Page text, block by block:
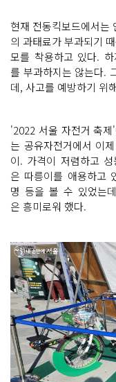
현재 전동킥보드에서는
의 과태료가 부과되기
모를 착용하고 있다.
를 부과하지는 않는다.
데, 사고를 예방하기 위
'2022 서울 자전거 축
는 공유자전거에서 이
이. 가격이 저렴하고
은 따릉이를 애용하고
명 등을 볼 수 있었는
은 흥미로워 했다.